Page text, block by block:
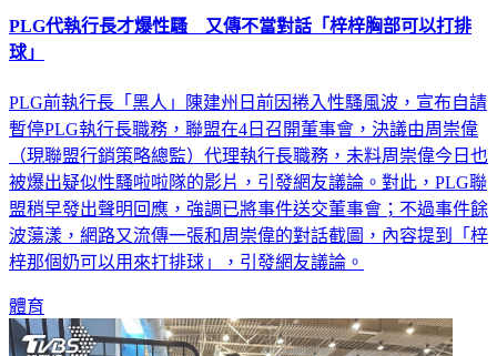
PLG代執行長才爆性騷 又傳不當對話「梓梓胸部可以打排
球」
PLG前執行長「黑人」陳建州日前因捲入性騷風波，宣布自請
暫停PLG執行長職務，聯盟在4日召開董事會，決議由周崇偉
（現聯盟行銷策略總監）代理執行長職務，未料周崇偉今日也
被爆出疑似性騷啦啦隊的影片，引發網友議論。對此，PLG聯
盟稍早發出聲明回應，強調已將事件送交董事會；不過事件餘
波蕩漾，網路又流傳一張和周崇偉的對話截圖，內容提到「梓
梓那個奶可以用來打排球」，引發網友議論。
體育